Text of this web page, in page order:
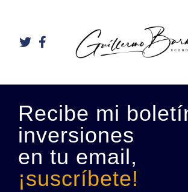
Recibe mi
inversiones
en tu email,
¡suscríbete!